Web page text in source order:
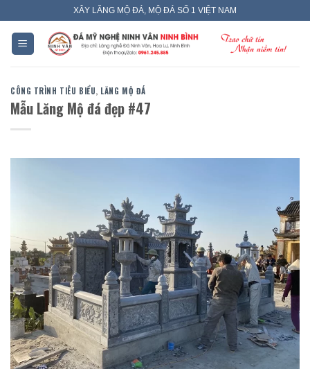
content
XÂY LĂNG MỘ ĐÁ, MỘ ĐÁ SỐ 1 VIỆT NAM
CÔNG TRÌNH TIÊU BIỂU, LĂNG MỘ ĐÁ
Mẫu Lăng Mộ đá đẹp #47